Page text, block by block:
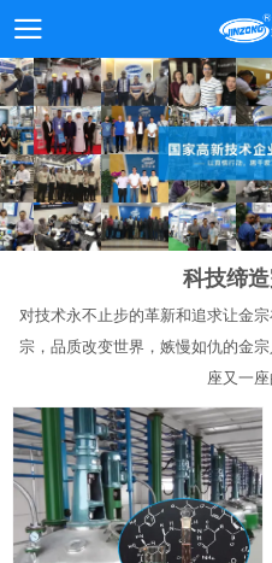
科技缔
对技术永不止步的革新和追求让金
宗，品质改变世界，嫉慢如仇的金
座又一座